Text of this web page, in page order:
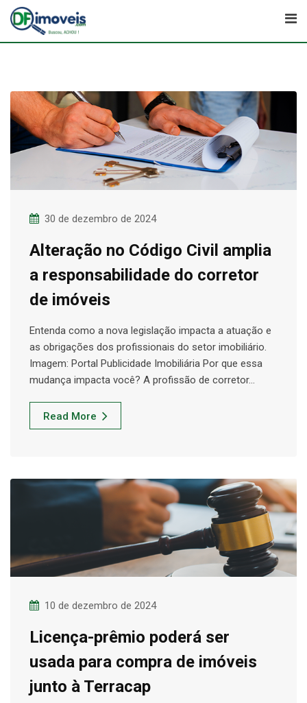
Skip
content
30 de dezembro de 2024
Alteração no Código Civil amplia
a responsabilidade do corretor
de imóveis
Entenda como a nova legislação impacta a atuação e
as obrigações dos profissionais do setor imobiliário.
Imagem: Portal Publicidade Imobiliária Por que essa
mudança impacta você? A profissão de corretor…
Read More
10 de dezembro de 2024
Licença-prêmio poderá ser
usada para compra de imóveis
junto à Terracap